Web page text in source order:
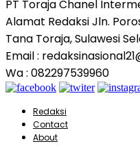
PT Toraja Chanel
Alamat Redaksi Jln.
Tana Toraja, Sulawesi
Email :
Wa : 082297539960
Redaksi
Contact
About